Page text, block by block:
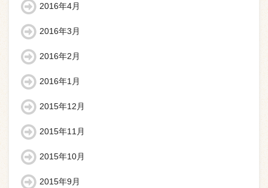
2016年4月
2016年3月
2016年2月
2016年1月
2015年12月
2015年11月
2015年10月
2015年9月